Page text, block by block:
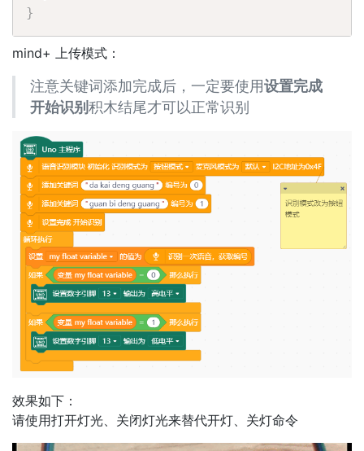
}
mind+ 上传模式：
注意关键词添加完成后，一定要使用设置完成
开始识别积木结尾才可以正常识别
效果如下：
请使用打开灯光、关闭灯光来替代开灯、关灯命令